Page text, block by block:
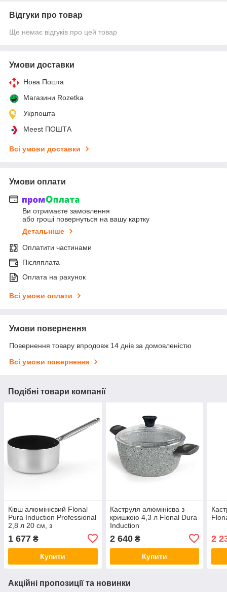
Відгуки про товар
Ще немає відгуків про цей товар
Умови доставки
Нова Пошта
Магазини Rozetka
Укрпошта
Meest ПОШТА
Всі умови доставки
Умови оплати
Ви отримаєте замовлення
або гроші повернуться на вашу картку
Детальніше
Оплатити частинами
Післяплата
Оплата на рахунок
Всі умови оплати
Умови повернення
Повернення товару впродовж 14 днів за домовленістю
Всі умови повернення
Подібні товари компанії
Ківш алюмінієвий Flonal
Pura Induction Professional
2,8 л 20 см, з
антипригарним покриттям
Magma-Tech Plus,
професійний
1 677 ₴
Купити
Каструля алюмінієва з
кришкою 4,3 л Flonal Dura
Induction
2 640₴
Купити
2
Акційні пропозиції та новинки